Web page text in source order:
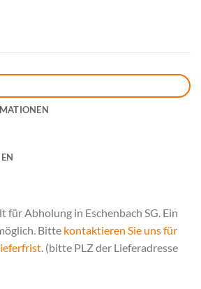
für Abholung in Eschenbach SG. Ein
Bitte kontaktieren Sie uns für
. (bitte PLZ der Lieferadresse